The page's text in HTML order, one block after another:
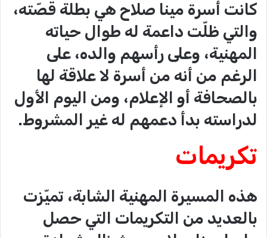
كانت أسرة مينا صلاح هي بطلة قصّته،
والتي ظلّت داعمة له طوال حياته
المهنية، وعلى رأسهم والده، على
الرغم من أنه من أسرة لا علاقة لها
بالصحافة أو الإعلام، ومن اليوم الأول
لدراسته بدأ دعمهم له غير المشروط.
تكريمات
هذه المسيرة المهنية الشابة، تميّزت
بالعديد من التكريمات التي حصل